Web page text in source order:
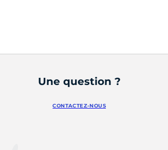
Une question ?
CONTACTEZ-NOUS